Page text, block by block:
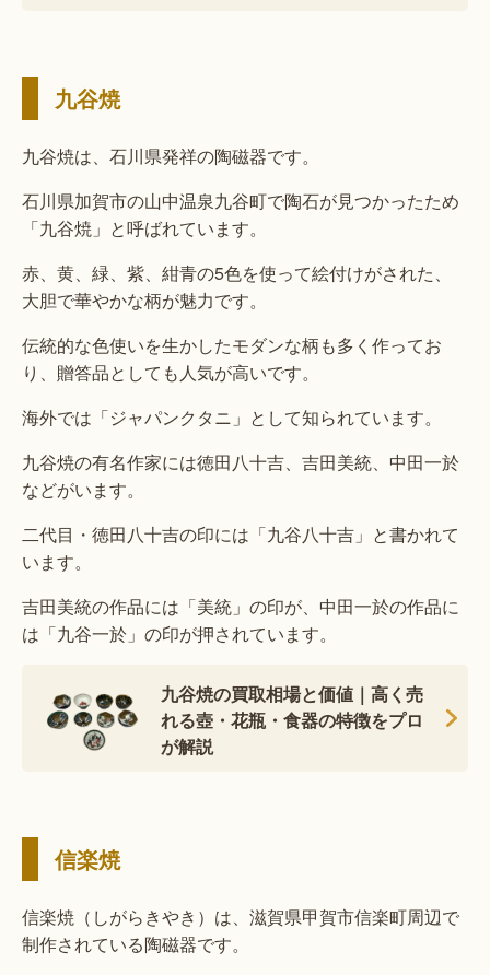
九谷焼
九谷焼は、石川県発祥の陶磁器です。
石川県加賀市の山中温泉九谷町で陶石が見つかったため
「九谷焼」と呼ばれています。
赤、黄、緑、紫、紺青の5色を使って絵付けがされた、
大胆で華やかな柄が魅力です。
伝統的な色使いを生かしたモダンな柄も多く作ってお
り、贈答品としても人気が高いです。
海外では「ジャパンクタニ」として知られています。
九谷焼の有名作家には徳田八十吉、吉田美統、中田一於
などがいます。
二代目・徳田八十吉の印には「九谷八十吉」と書かれて
います。
吉田美統の作品には「美統」の印が、中田一於の作品に
は「九谷一於」の印が押されています。
九谷焼の買取相場と価値｜高く売
れる壺・花瓶・食器の特徴をプロ
が解説
信楽焼
信楽焼（しがらきやき）は、滋賀県甲賀市信楽町周辺で
制作されている陶磁器です。